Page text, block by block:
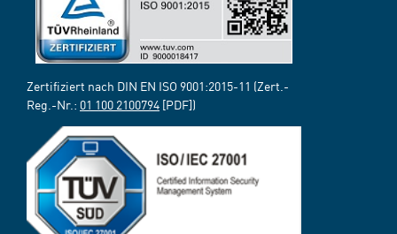
Zertifiziert nach DIN EN ISO 9001:2015-11 (Zert.-
Reg.-Nr.: 01 100 2100794 [PDF])